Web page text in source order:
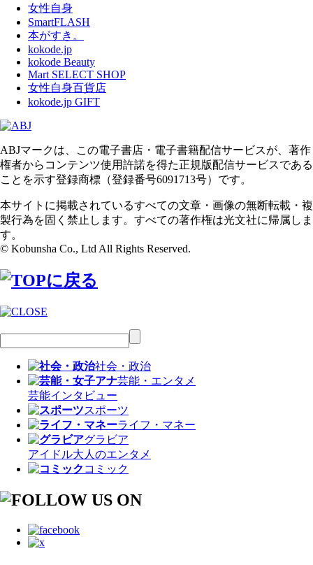
女性自身
SmartFLASH
本がすき。
kokode.jp
kokode Beauty
Mart SELECT SHOP
女性自身百貨店
kokode.jp GIFT
ABJマークは、この電子書店・電子書籍配信サービスが、著作
権者からコンテンツ使用許諾を得た正規版配信サービスである
ことを示す登録商標（登録番号6091713号）です。
本サイトに掲載されているすべての文章・画像の無断転載・複
製行為を固く禁止します。すべての著作権は光文社に帰属しま
す。
© Kobunsha Co., Ltd All Rights Reserved.
社会・政治
芸能・エンタメ
芸能インタビュー
スポーツ
ライフ・マネー
グラビア
アイドル大人のエンタメ
コミック